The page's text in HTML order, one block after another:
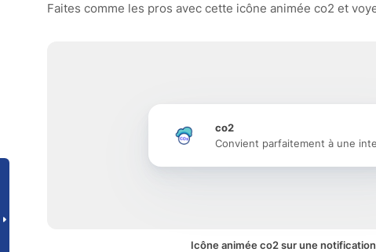
Faites comme les pros avec cette icône animée co2 et
co2
Convient parfaitement à une
Icône animée co2 sur une notification